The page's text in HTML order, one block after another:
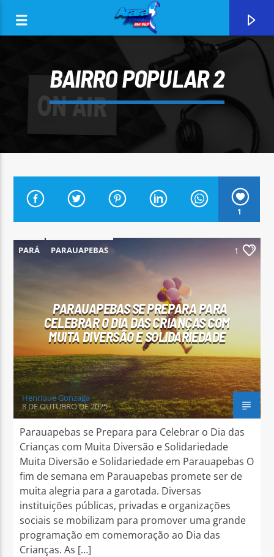
ARARA AZUL FM 96,9
Arara Azul FM
BAIRRO POPULAR 2
1
PARÁ PARAUAPEBAS 1
PARAUAPEBAS SE PREPARA PARA
CELEBRAR O DIA DAS CRIANÇAS COM
MUITA DIVERSÃO E SOLIDARIEDADE
Henrique Gonzaga
8 DE OUTUBRO DE 2025
Parauapebas se Prepara para Celebrar o Dia das
Crianças com Muita Diversão e Solidariedade
Muita Diversão e Solidariedade em Parauapebas O
fim de semana em Parauapebas promete ser de
muita alegria para a garotada. Diversas
instituições públicas, privadas e organizações
sociais se mobilizam para promover uma grande
programação em comemoração ao Dia das
Crianças. As […]